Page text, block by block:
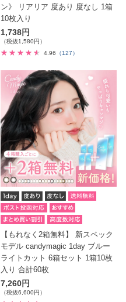
ン》 リアリア 度あり 度なし 1箱
10枚入り
1,738円
（税抜1,580円）
4.96
（127）
【もれなく2箱無料】 新スペック
モデル candymagic 1day ブルー
ライトカット 6箱セット 1箱10枚
入り 合計60枚
7,260円
（税抜6,600円）